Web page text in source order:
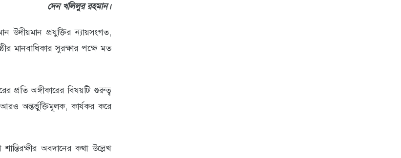
দেন খলিলুর রহমান।
উদীয়মান প্রযুক্তির ন্যায়সংগত,
মানবাধিকার সুরক্ষার পক্ষে মত
প্রতি অঙ্গীকারের বিষয়টি গুরুত্ব
আরও অন্তর্ভুক্তিমূলক, কার্যকর করে
অবদানের কথা উল্লেখ